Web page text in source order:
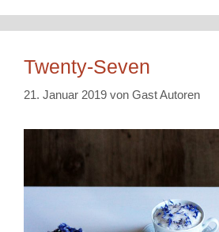
Twenty-Seven
21. Januar 2019 von Gast Autoren